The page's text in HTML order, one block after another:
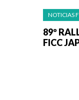
NOTICIAS
89º
FICC